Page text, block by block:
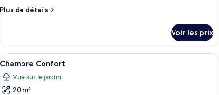
chambre :
Plus de détails
Plus
le
type
de
Chambre
Exclusive
Voir les prix
Afficher
toutes
les
photos
Une chambre d’hôtel avec un lit,
8
Chambre Confort
Vue sur le jardin
20 m²